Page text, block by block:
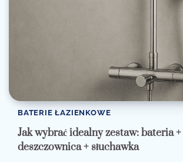
BATERIE ŁAZIENKOWE
Jak wybrać idealny zestaw: bateria +
deszczownica + słuchawka